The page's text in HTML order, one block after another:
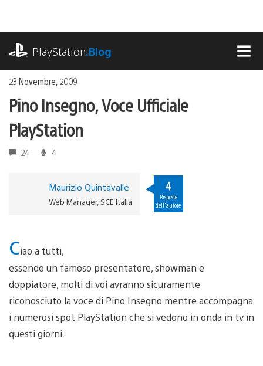
contenuto
PlayStation.Blog
23 Novembre, 2009
Pino Insegno, Voce Ufficiale
PlayStation
24 4
Maurizio Quintavalle
Web Manager, SCE Italia
4
Risposte
dell'autore
ciao a tutti,
essendo un famoso presentatore, showman e
doppiatore, molti di voi avranno sicuramente
riconosciuto la voce di Pino Insegno mentre accompagna
i numerosi spot PlayStation che si vedono in onda in tv in
questi giorni.